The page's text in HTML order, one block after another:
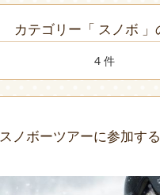
カテゴリー「 スノボ 」
4 件
スノボーツアーに参加す